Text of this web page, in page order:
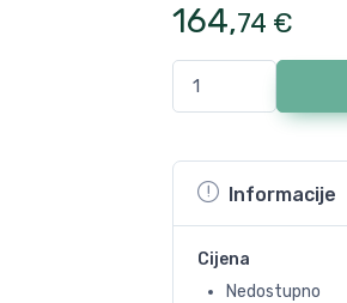
164,74 €
Informacije
Cijena
Nedostupno